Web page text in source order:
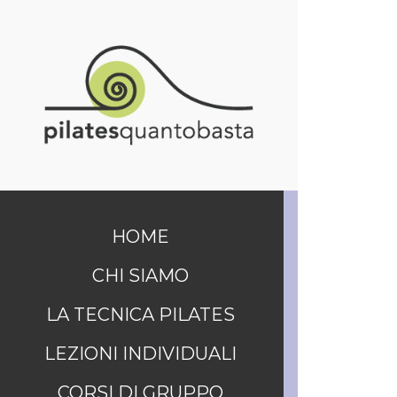
HOME
CHI SIAMO
LA TECNICA PILATES
LEZIONI INDIVIDUALI
CORSI DI GRUPPO